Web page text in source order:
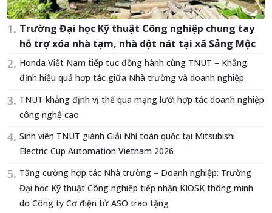
Trường Đại học Kỹ thuật Công nghiệp chung tay
hỗ trợ xóa nhà tạm, nhà dột nát tại xã Sảng Mộc
Honda Việt Nam tiếp tục đồng hành cùng TNUT – Khẳng
định hiệu quả hợp tác giữa Nhà trường và doanh nghiệp
TNUT khẳng định vị thế qua mạng lưới hợp tác doanh nghiệp
công nghệ cao
Sinh viên TNUT giành Giải Nhì toàn quốc tại Mitsubishi
Electric Cup Automation Vietnam 2026
Tăng cường hợp tác Nhà trường – Doanh nghiệp: Trường
Đại học Kỹ thuật Công nghiệp tiếp nhận KIOSK thông minh
do Công ty Cơ điện tử ASO trao tặng